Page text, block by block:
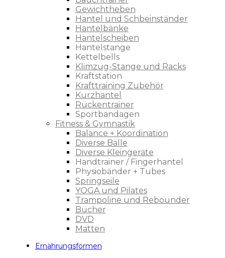
Gewichtheben
Hantel und Schbeinständer
Hantelbänke
Hantelscheiben
Hantelstange
Kettelbells
Klimzug-Stange und Racks
Kraftstation
Krafttraining Zubehör
Kurzhantel
Rückentrainer
Sportbandagen
Fitness & Gymnastik
Balance + Koordination
Diverse Bälle
Diverse Kleingeräte
Handtrainer / Fingerhantel
Physiobänder + Tubes
Springseile
YOGA und Pilates
Trampoline und Rebounder
Bücher
DVD
Matten
Ernährungsformen